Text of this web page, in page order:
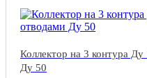
Коллектор на 3 контура
Ду 50